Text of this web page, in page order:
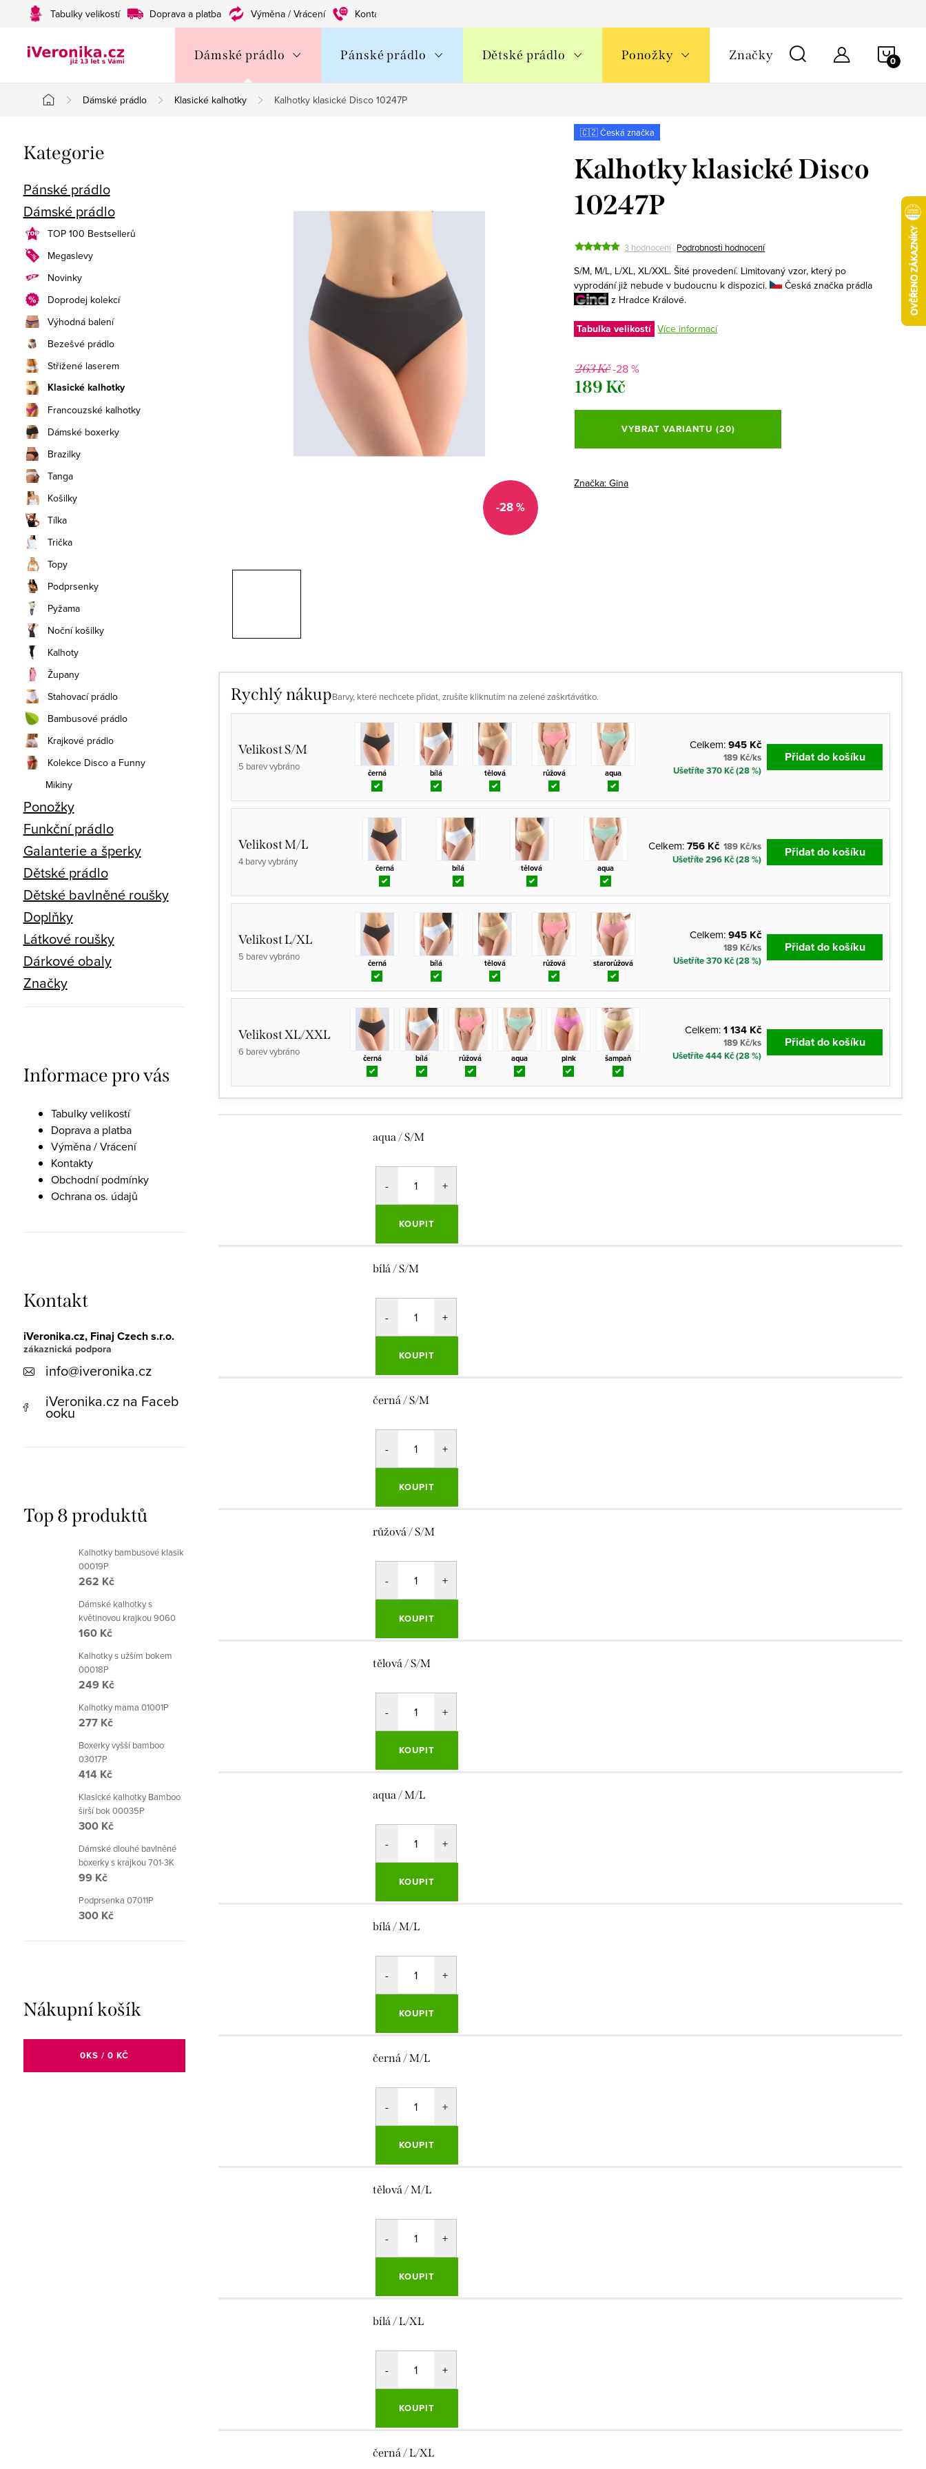
Tabulky velikostí Doprava a platba Výměna / Vrácení Kontakty
Dámské prádlo Pánské prádlo Dětské prádlo Ponožky Značky
Domů
Dámské prádlo Klasické kalhotky Kalhotky klasické Disco 10247P
o
s
t
r
a
n
n
í
p
a
n
e
l
Přeskočit
kategorie
Kategorie
Pánské prádlo
Dámské prádlo
TOP 100 Bestsellerů
Megaslevy
Novinky
Doprodej kolekcí
Výhodná balení
Bezešvé prádlo
Střižené laserem
Klasické kalhotky
Francouzské kalhotky
Dámské boxerky
Brazilky
Tanga
Košilky
Tílka
Trička
Topy
Podprsenky
Pyžama
Noční košilky
Kalhoty
Župany
Stahovací prádlo
Bambusové prádlo
Krajkové prádlo
Kolekce Disco a Funny
Mikiny
Ponožky
Funkční prádlo
Galanterie a šperky
Dětské prádlo
Dětské bavlněné roušky
Doplňky
Látkové roušky
Dárkové obaly
Značky
Informace pro vás
Tabulky velikostí
Doprava a platba
Výměna / Vrácení
Kontakty
Obchodní podmínky
Ochrana os. údajů
Kontakt
iVeronika.cz, Finaj Czech s.r.o.
info@iveronika.cz
iVeronika.cz na Faceb
ooku
Top 8 produktů
Kalhotky bambusové klasik
00019P
262 Kč
Dámské kalhotky s
květinovou krajkou 9060
160 Kč
Kalhotky s užším bokem
00018P
249 Kč
Kalhotky mama 01001P
277 Kč
Boxerky vyšší bamboo
03017P
414 Kč
Klasické kalhotky Bamboo
širší bok 00035P
300 Kč
Dámské dlouhé bavlněné
boxerky s krajkou 701-3K
99 Kč
Podprsenka 07011P
300 Kč
Nákupní košík
0KS / 0 KČ
-28 %
🇨🇿 Česká značka
Kalhotky klasické Disco
10247P
3 hodnocení Podrobnosti hodnocení
S/M, M/L, L/XL, XL/XXL. Šité provedení. Limitovaný vzor, který po
vyprodání již nebude v budoucnu k dispozici.
Česká značka prádla
z Hradce Králové.
Tabulka velikostí Více informací
263 Kč-28 %
189 Kč
Měrná
VYBRAT VARIANTU (20)
Značka:Gina
Rychlý nákupBarvy, které nechcete přidat, zrušíte kliknutím na zelené zaškrtávátko.
Velikost S/M
5 barev vybráno
černá bílá tělová růžová aqua
Celkem:945 Kč
189 Kč/ks
Ušetříte 370 Kč (28 %)
Přidat do košíku
Velikost M/L
4 barvy vybrány
černá bílá tělová aqua
Celkem:756 Kč 189 Kč/ks
Ušetříte 296 Kč (28 %)
Přidat do košíku
Velikost L/XL
5 barev vybráno
černá bílá tělová růžová starorůžová
Celkem:945 Kč
189 Kč/ks
Ušetříte 370 Kč (28 %)
Přidat do košíku
Velikost XL/XXL
6 barev vybráno
černá bílá růžová aqua pink šampaň
Celkem:1 134 Kč
189 Kč/ks
Ušetříte 444 Kč (28 %)
Přidat do košíku
aqua / S/M
KOUPIT
bílá / S/M
KOUPIT
černá / S/M
KOUPIT
růžová / S/M
KOUPIT
tělová / S/M
KOUPIT
aqua / M/L
KOUPIT
bílá / M/L
KOUPIT
černá / M/L
KOUPIT
tělová / M/L
KOUPIT
bílá / L/XL
KOUPIT
černá / L/XL